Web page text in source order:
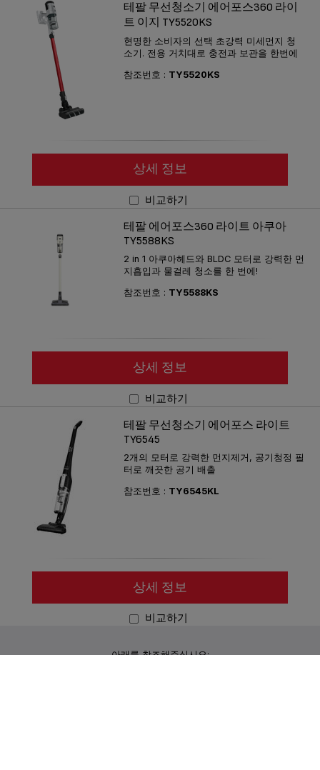
테팔 무선청소기 에어포스360 라이
트 이지 TY5520KS
현명한 소비자의 선택 초강력 미세먼지 청
소기. 전용 거치대로 충전과 보관을 한번에
참조번호 : TY5520KS
상세 정보
비교하기
테팔 에어포스360 라이트 아쿠아
TY5588KS
2 in 1 아쿠아헤드와 BLDC 모터로 강력한 먼
지흡입과 물걸레 청소를 한 번에!
참조번호 : TY5588KS
상세 정보
비교하기
테팔 무선청소기 에어포스 라이트
TY6545
2개의 모터로 강력한 먼지제거, 공기청정 필
터로 깨끗한 공기 배출
참조번호 : TY6545KL
상세 정보
비교하기
아래를 참조해주십시오: